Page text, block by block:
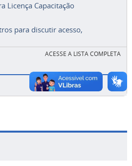
Licença Capacitação
para discutir acesso,
ACESSE A LISTA COMPLETA